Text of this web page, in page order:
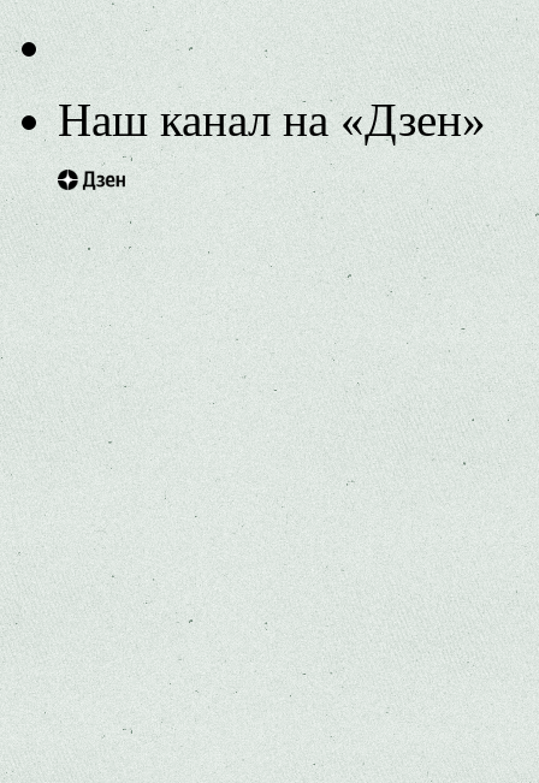
Наш канал на «Дзен»